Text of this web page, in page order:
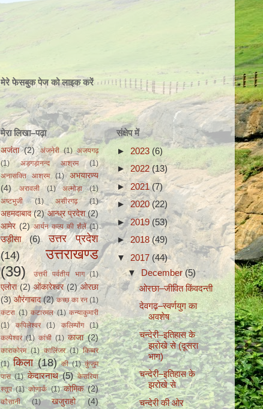
मेरे फेसबुक पेज को लाइक करें
मेरा लिखा–पढ़ा
अजंता (2) अंजनेरी (1) अजयगढ़
(1)
अड़गड़ानन्द आश्रम
(1)
अनासक्ति आश्रम
(1)
अभयारण्य
(4)
अरावली (1) अल्मोड़ा
(1)
अष्टभुजी
(1) असीरगढ़ (1)
अहमदाबाद (2) आन्ध्र प्रदेश (2)
आमेर (2) आर्यन कल्प की शैलें (1)
उड़ीसा (6)
उत्तर प्रदेश
(14)
उत्तराखण्ड
(39)
उत्तरी पर्वतीय भाग (1)
एलोरा (2) ओंकारेश्वर (2) ओरछा
(3) औरंगाबाद (2) कच्छ का रन (1)
कटरा (1) कटारमल (1) कन्याकुमारी
(1)
कपिलेश्वर (1) कलिम्पोंग
(1)
कल्पेश्वर (1) कांची (1) काजा (2)
काराकोरम (1) कालिंजर (1) किब्बर
(1) किला (18) की (1) कुंजुम
पास (1) केदारनाथ (5) केसरिया
स्तूप (1) कोणार्क (1) कोमिक (2)
कौसानी (1) खजुराहो
(4)
संक्षेप में
► 2023 (6)
►2022 (13)
►2021(7)
►2020(22)
►2019(53)
►2018(49)
▼ 2017 (44)
▼December(5)
ओरछा–जीवित किंवदन्ती
देवगढ़–स्वर्णयुग का
अवशेष
चन्देरी–इतिहास के
झरोखे से (दूसरा
भाग)
चन्देरी–इतिहास के
झरोखे से
चन्देरी की ओर